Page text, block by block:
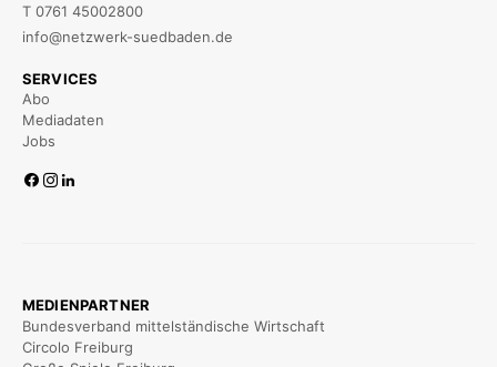
T 0761 45002800
info@netzwerk-suedbaden.de
SERVICES
Abo
Mediadaten
Jobs
MEDIENPARTNER
Bundesverband mittelständische Wirtschaft
Circolo Freiburg